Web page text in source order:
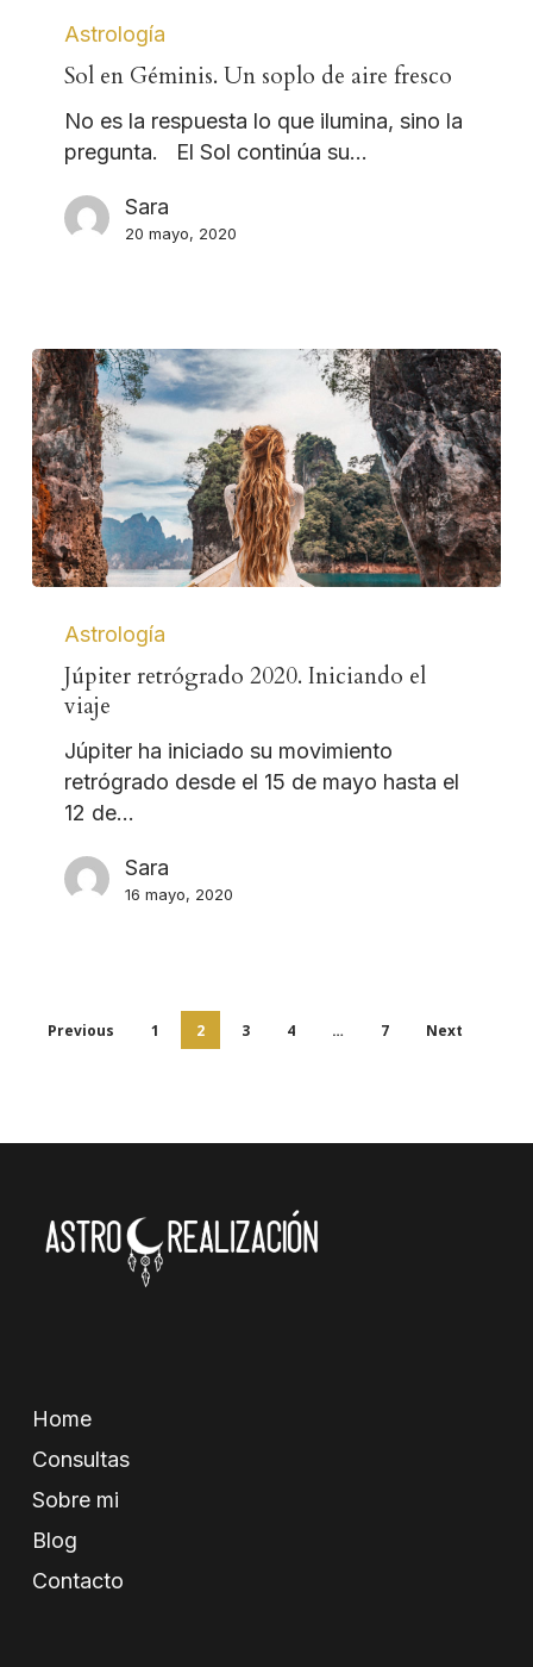
Astrología
Sol en Géminis. Un soplo de aire fresco
No es la respuesta lo que ilumina, sino la
pregunta. El Sol continúa su…
Sara
20 mayo, 2020
Astrología
Júpiter retrógrado 2020. Iniciando el
viaje
Júpiter ha iniciado su movimiento
retrógrado desde el 15 de mayo hasta el
12 de…
Sara
16 mayo, 2020
Previous 1 2 3 4 … 7 Next
Home
Consultas
Sobre mi
Blog
Contacto